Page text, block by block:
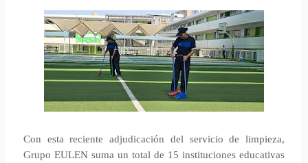
Con esta reciente adjudicación del servicio de limpieza,
Grupo EULEN suma un total de 15 instituciones educativas